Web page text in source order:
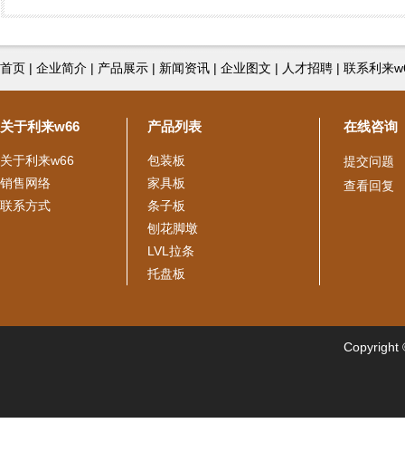
首页 | 企业简介 | 产品展示 | 新闻资讯 | 企业图文 | 人才招聘 | 联系利来
关于利来w66
关于利来w66
销售网络
联系方式
产品列表
包装板
家具板
条子板
刨花脚墩
LVL拉条
托盘板
在线咨询
提交问题
查看回复
Copyright